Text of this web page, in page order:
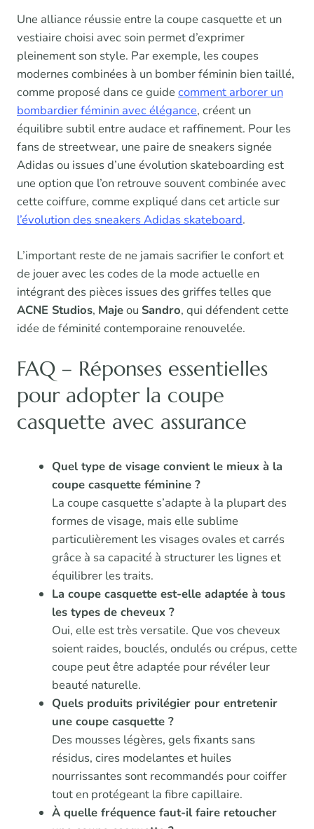
Une alliance réussie entre la coupe casquette et un
vestiaire choisi avec soin permet d’exprimer
pleinement son style. Par exemple, les coupes
modernes combinées à un bomber féminin bien taillé,
comme proposé dans ce guide comment arborer un
bombardier féminin avec élégance, créent un
équilibre subtil entre audace et raffinement. Pour les
fans de streetwear, une paire de sneakers signée
Adidas ou issues d’une évolution skateboarding est
une option que l’on retrouve souvent combinée avec
cette coiffure, comme expliqué dans cet article sur
l’évolution des sneakers Adidas skateboard.
L’important reste de ne jamais sacrifier le confort et
de jouer avec les codes de la mode actuelle en
intégrant des pièces issues des griffes telles que
ACNE Studios, Majeou Sandro, qui défendent cette
idée de féminité contemporaine renouvelée.
FAQ – Réponses essentielles
pour adopter la coupe
casquette avec assurance
Quel type de visage convient le mieux à la
coupe casquette féminine ?
La coupe casquette s’adapte à la plupart des
formes de visage, mais elle sublime
particulièrement les visages ovales et carrés
grâce à sa capacité à structurer les lignes et
équilibrer les traits.
La coupe casquette est-elle adaptée à tous
les types de cheveux ?
Oui, elle est très versatile. Que vos cheveux
soient raides, bouclés, ondulés ou crépus, cette
coupe peut être adaptée pour révéler leur
beauté naturelle.
Quels produits privilégier pour entretenir
une coupe casquette ?
Des mousses légères, gels fixants sans
résidus, cires modelantes et huiles
nourrissantes sont recommandés pour coiffer
tout en protégeant la fibre capillaire.
À quelle fréquence faut-il faire retoucher